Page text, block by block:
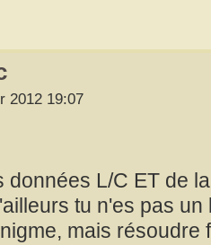
2012 19:07
données L/C ET de
tu n'es pas
mais résoudre